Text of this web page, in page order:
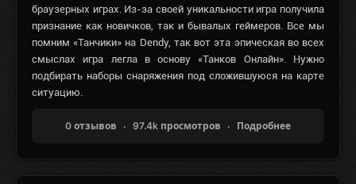
браузерных играх. Из-за своей уникальности игра получила
признание как новичков, так и бывалых геймеров. Все мы
помним «Танчики» на Dendy, так вот эта эпическая во всех
смыслах игра легла в основу «Танков Онлайн». Нужно
подбирать наборы снаряжения под сложившуюся на карте
ситуацию.
0 отзывов 97.4k просмотров Подробнее